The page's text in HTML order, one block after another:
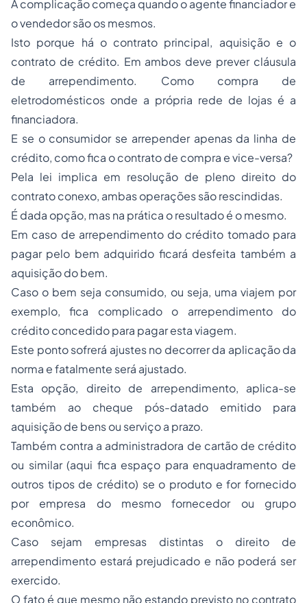
A complicação começa quando o agente financiador e
o vendedor são os mesmos.
Isto porque há o contrato principal, aquisição e o
contrato de crédito. Em ambos deve prever cláusula
de arrependimento. Como compra de
eletrodomésticos onde a própria rede de lojas é a
financiadora.
E se o consumidor se arrepender apenas da linha de
crédito, como fica o contrato de compra e vice-versa?
Pela lei implica em resolução de pleno direito do
contrato conexo, ambas operações são rescindidas.
É dada opção, mas na prática o resultado é o mesmo.
Em caso de arrependimento do crédito tomado para
pagar pelo bem adquirido ficará desfeita também a
aquisição do bem.
Caso o bem seja consumido, ou seja, uma viajem por
exemplo, fica complicado o arrependimento do
crédito concedido para pagar esta viagem.
Este ponto sofrerá ajustes no decorrer da aplicação da
norma e fatalmente será ajustado.
Esta opção, direito de arrependimento, aplica-se
também ao cheque pós-datado emitido para
aquisição de bens ou serviço a prazo.
Também contra a administradora de cartão de crédito
ou similar (aqui fica espaço para enquadramento de
outros tipos de crédito) se o produto e for fornecido
por empresa do mesmo fornecedor ou grupo
econômico.
Caso sejam empresas distintas o direito de
arrependimento estará prejudicado e não poderá ser
exercido.
O fato é que mesmo não estando previsto no contrato